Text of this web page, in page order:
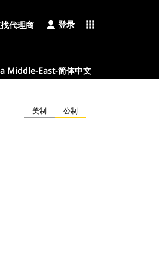
代理商 登录 apps
Middle-East-简体中文
美制 公制